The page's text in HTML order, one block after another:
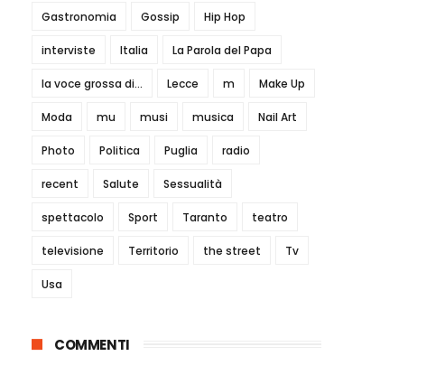
Gastronomia Gossip Hip Hop
interviste Italia La Parola del Papa
la voce grossa di... Lecce m Make Up
Moda mu musi musica Nail Art
Photo Politica Puglia radio
recent Salute Sessualità
spettacolo Sport Taranto teatro
televisione Territorio the street Tv
Usa
COMMENTI